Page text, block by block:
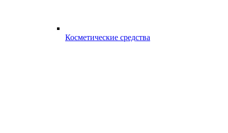
Косметические средства